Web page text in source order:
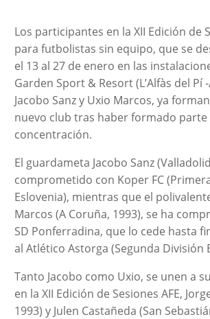
Los participantes en la XII Edición de
para futbolistas sin equipo, que se
el 13 al 27 de enero en las
Garden Sport & Resort (L’Alfàs del Pí
Jacobo Sanz y Uxio Marcos, ya
nuevo club tras haber formado parte
concentración.
El guardameta Jacobo Sanz
comprometido con Koper FC
Eslovenia), mientras que el
Marcos (A Coruña, 1993), se ha
SD Ponferradina, que lo cede hasta
al Atlético Astorga (Segunda División
Tanto Jacobo como Uxio, se unen a
en la XII Edición de Sesiones AFE,
1993) y Julen Castañeda (San